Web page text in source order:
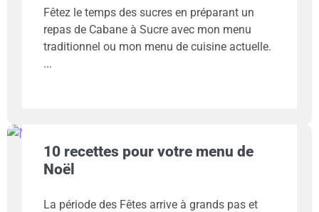
Fêtez le temps des sucres en préparant un
repas de Cabane à Sucre avec mon menu
traditionnel ou mon menu de cuisine actuelle.
10 recettes pour votre menu de
Noël
La période des Fêtes arrive à grands pas et